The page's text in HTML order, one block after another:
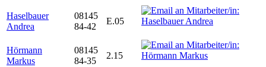
Haselbauer
Andrea
08145
84-42
E.05
Hörmann
Markus
08145
84-35
2.15